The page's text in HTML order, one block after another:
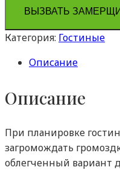
ВЫЗВАТЬ
Категория: Гостиные
Описание
Описание
При планировке
загромождать
облегченный вариант